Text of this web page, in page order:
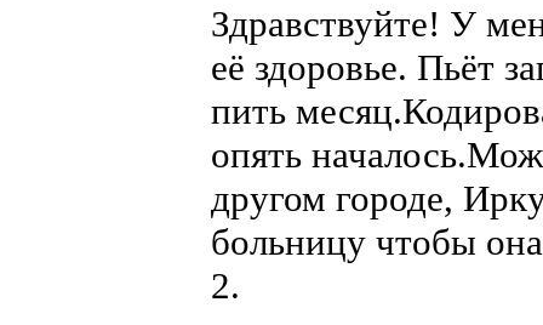
Здравствуйте! У
её здоровье. Пьёт
пить
опять
другом городе,
больницу чтобы
2.